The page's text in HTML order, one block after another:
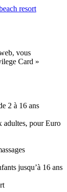
resort
vous
Card »
2 à 16 ans
adultes, pour Euro
jusqu’à 16 ans